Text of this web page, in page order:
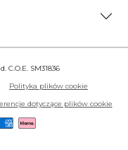
C.O.E. SM31836
Polityka plików cookie
dotyczące plików cookie